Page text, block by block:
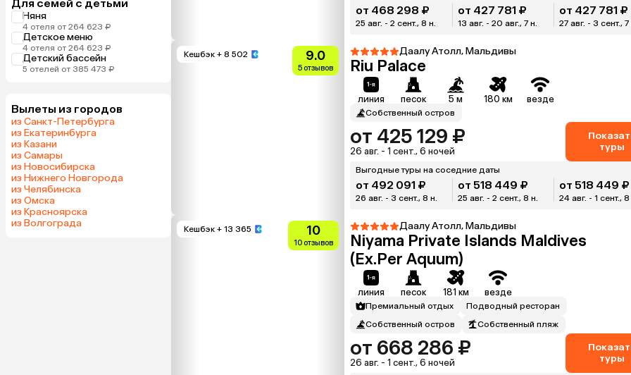
Для семей с детьми
Няня
4 отеля от 264 623 ₽
Детское меню
4 отеля от 264 623 ₽
Детский бассейн
5 отелей от 385 473 ₽
Вылеты из городов
из Санкт-Петербурга
из Екатеринбурга
из Казани
из Самары
из Новосибирска
из Нижнего Новгорода
из Челябинска
из Омска
из Красноярска
из Волгограда
от 468 298 ₽
25 авг. - 2 сент., 8 н.
от 427 781 ₽
13 авг. - 20 авг., 7 н.
от 427 781 ₽
27 авг. - 3 сент., 7
Кешбэк + 8 502 9.0
5 отзывов
Даалу Атолл, Мальдивы
Riu Palace
линия песок 5 м 180 км везде
Собственный остров
от 425 129 ₽
26 авг. - 1 сент., 6 ночей
туры
Выгодные туры на соседние даты
от 492 091 ₽
26 авг. - 3 сент., 8 н.
от 518 449 ₽
25 авг. - 2 сент., 8 н.
от 518 449 ₽
24 авг. - 1 сент., 8
Кешбэк + 13 365 10
10 отзывов
Даалу Атолл, Мальдивы
Niyama Private Islands Maldives
(Ex.Per Aquum)
линия песок 181 км везде
Премиальный отдых
Подводный ресторан
Собственный остров
Собственный пляж
от 668 286 ₽
26 авг. - 1 сент., 6 ночей
туры